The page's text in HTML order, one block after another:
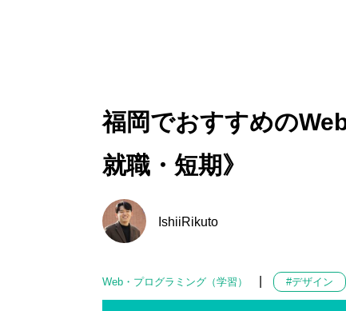
福岡でおすすめの
就職・短期》
IshiiRikuto
Web・プログラミング（学習） #デザイン